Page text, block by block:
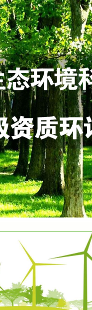
服务范
环保竣工验
根据《建设项目环境保护管理